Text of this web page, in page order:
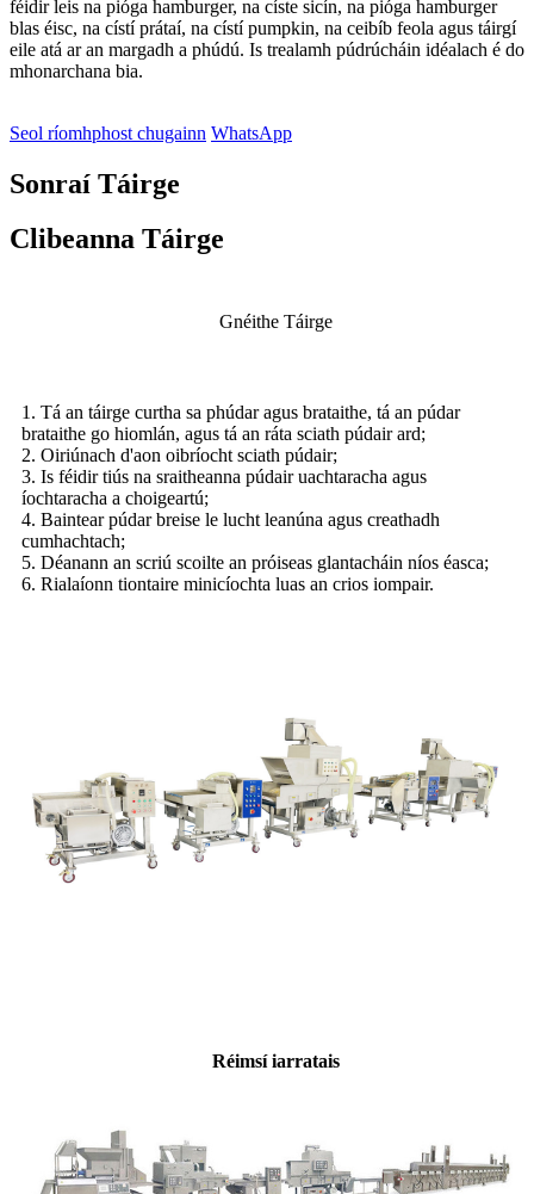
féidir leis na pióga hamburger, na císte sicín, na pióga hamburger
blas éisc, na cístí prátaí, na cístí pumpkin, na ceibíb feola agus táirgí
eile atá ar an margadh a phúdú. Is trealamh púdrúcháin idéalach é do
mhonarchana bia.
Seol ríomhphost chugainn WhatsApp
Sonraí Táirge
Clibeanna Táirge
Gnéithe Táirge
1. Tá an táirge curtha sa phúdar agus brataithe, tá an púdar
brataithe go hiomlán, agus tá an ráta sciath púdair ard;
2. Oiriúnach d'aon oibríocht sciath púdair;
3. Is féidir tiús na sraitheanna púdair uachtaracha agus
íochtaracha a choigeartú;
4. Baintear púdar breise le lucht leanúna agus creathadh
cumhachtach;
5. Déanann an scriú scoilte an próiseas glantacháin níos éasca;
6. Rialaíonn tiontaire minicíochta luas an crios iompair.
Réimsí iarratais